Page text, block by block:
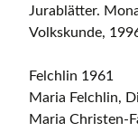
Jurablätter.
Volkskunde,
Felchlin 1961
Maria Felchlin,
Maria Christen-